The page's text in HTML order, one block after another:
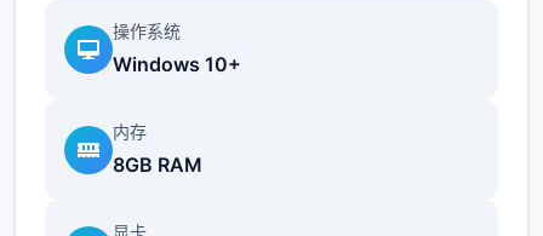
操作系统
Windows 10+
内存
8GB RAM
显卡